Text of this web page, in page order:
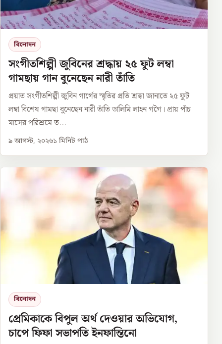
বিনোদন
সংগীতশিল্পী জুবিনের শ্রদ্ধায় ২৫ ফুট লম্বা
গামছায় গান বুনেছেন নারী তাঁতি
প্রয়াত সংগীতশিল্পী জুবিন গার্গের স্মৃতির প্রতি শ্রদ্ধা জানাতে ২৫ ফুট
লম্বা বিশেষ গামছা বুনেছেন নারী তাঁতি ডালিমি লাহন গগৈ। প্রায় পাঁচ
মাসের পরিশ্রমে ত...
৯ আগস্ট, ২০২৬১ মিনিট পাঠ
বিনোদন
প্রেমিকাকে বিপুল অর্থ দেওয়ার অভিযোগ,
চাপে ফিফা সভাপতি ইনফান্তিনো